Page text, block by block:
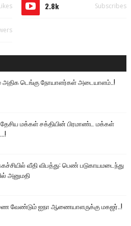
2.8k Subscribes
அதிக டெங்கு நோயாளர்கள் அடையாளம்..!
மக்கள் சக்தியின் பிரமாண்ட மக்கள்
வீதி விபத்து: பெண் படுகாயமடைந்து
அனுமதி
வேண்டும் ஐநா ஆணையாளருக்கு மகஜர்..!